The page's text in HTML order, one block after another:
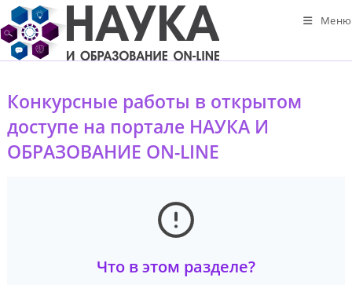
Перейти
к
содержимому
Меню
Конкурсные работы в открытом
доступе на портале НАУКА И
ОБРАЗОВАНИЕ ON-LINE
Что в этом разделе?